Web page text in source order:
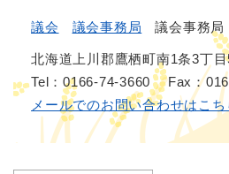
議会 議会事務局 議会事務局
北海道上川郡鷹栖町南1条3丁
Tel：0166-74-3660
Fax：
メールでのお問い合わせはこち